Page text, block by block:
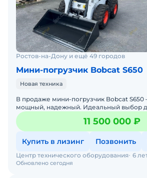
Ростов-на-Дону и ещё 49 городов
Мини-погрузчик Bobcat S650
Новая техника
В продаже мини-погрузчик Bobcat
мощный, надежный. Идеальный выбор
стройке, в коммунальном хозяйстве, на
Бобке
11 500 000 ₽
Купить в лизинг Позвонить
Обновлено сегодня
Центр технического оборудования 6